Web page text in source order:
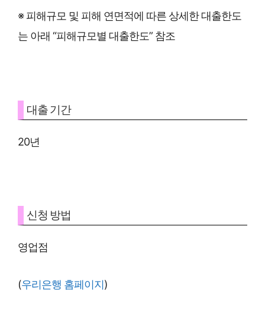
※ 피해규모 및 피해 연면적에 따른 상세한 대출한도
는 아래 “피해규모별 대출한도” 참조
대출 기간
20년
신청 방법
영업점
(우리은행 홈페이지)